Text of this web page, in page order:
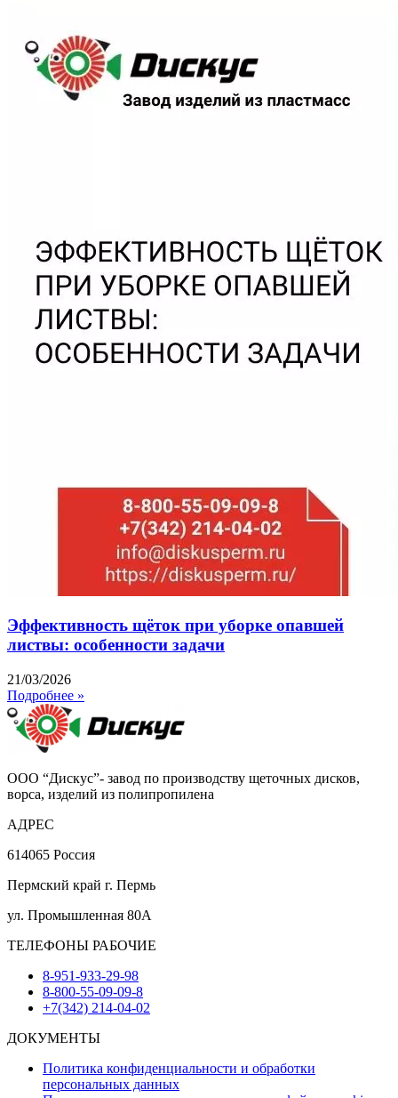
Эффективность щёток при уборке опавшей
листвы: особенности задачи
21/03/2026
Подробнее »
ООО “Дискус”- завод по производству щеточных дисков,
ворса, изделий из полипропилена
АДРЕС
614065 Россия
Пермский край г. Пермь
ул. Промышленная 80А
ТЕЛЕФОНЫ РАБОЧИЕ
8-951-933-29-98
8-800-55-09-09-8
+7(342) 214-04-02
ДОКУМЕНТЫ
Политика конфиденциальности и обработки
персональных данных